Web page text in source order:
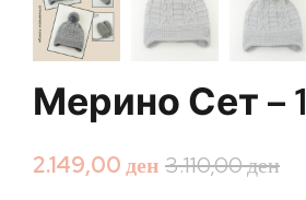
Мерино Сет – 1
3.110,00ден
2.149,00ден